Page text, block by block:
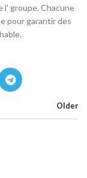
groupe. Chacune
pour garantir des
Older